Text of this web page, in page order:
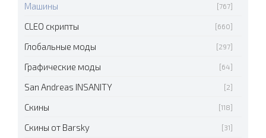
Машины [767]
CLEO скрипты [660]
Глобальные моды [297]
Графические моды [64]
San Andreas INSANITY [2]
Скины [118]
Скины от Barsky [31]